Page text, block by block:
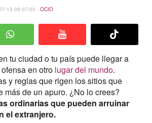
13 08:07:00 - OCIO
tu ciudad o tu país puede llegar a
en otro lugar del mundo.
y reglas que rigen los sitios que
más de un apuro. ¿No lo crees?
ordinarias que pueden arruinar
el extranjero.